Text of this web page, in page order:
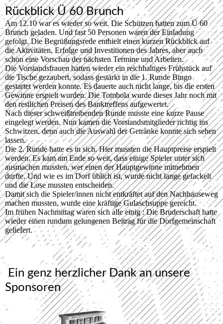
Rückblick Ü 60 Brunch
Am 12.10 war es wieder so weit. Die Schützen hatten zum Ü 60
Brunch geladen. Und fast 50 Personen waren der Einladung
gefolgt. Die Begrüßungsrede enthielt einen kurzen Rückblick auf
die Aktivitäten, Erfolge und Investitionen des Jahres, aber auch
schon eine Vorschau der nächsten Termine und Arbeiten.
Die Vorstandsfrauen hatten wieder ein reichhaltiges Frühstück auf
die Tische gezaubert, sodass gestärkt in die 1. Runde Bingo
gestartet werden konnte. Es dauerte auch nicht lange, bis die ersten
Gewinne erspielt wurden. Die Tombola wurde dieses Jahr noch mit
den restlichen Preisen des Banktreffens aufgewertet.
Nach dieser schweißtreibenden Runde musste eine kurze Pause
eingelegt werden. Nun kamen die Vorstandsmitglieder richtig ins
Schwitzen, denn auch die Auswahl der Getränke konnte sich sehen
lassen.
Die 2. Runde hatte es in sich. Hier mussten die Hauptpreise erspielt
werden. Es kam am Ende so weit, dass einige Spieler unter sich
ausmachen mussten, wer einen der Hauptgewinne mitnehmen
durfte. Und wie es im Dorf üblich ist, wurde nicht lange gefackelt
und die Lose mussten entscheiden.
Damit sich die Spieler/innen nicht entkräftet auf den Nachhauseweg
machen mussten, wurde eine kräftige Gulaschsuppe gereicht.
Im frühen Nachmittag waren sich alle einig : Die Bruderschaft hatte
wieder einen rundum gelungenen Beitrag für die Dorfgemeinschaft
geliefert.
Ein genz herzlicher Dank an unsere
Sponsoren